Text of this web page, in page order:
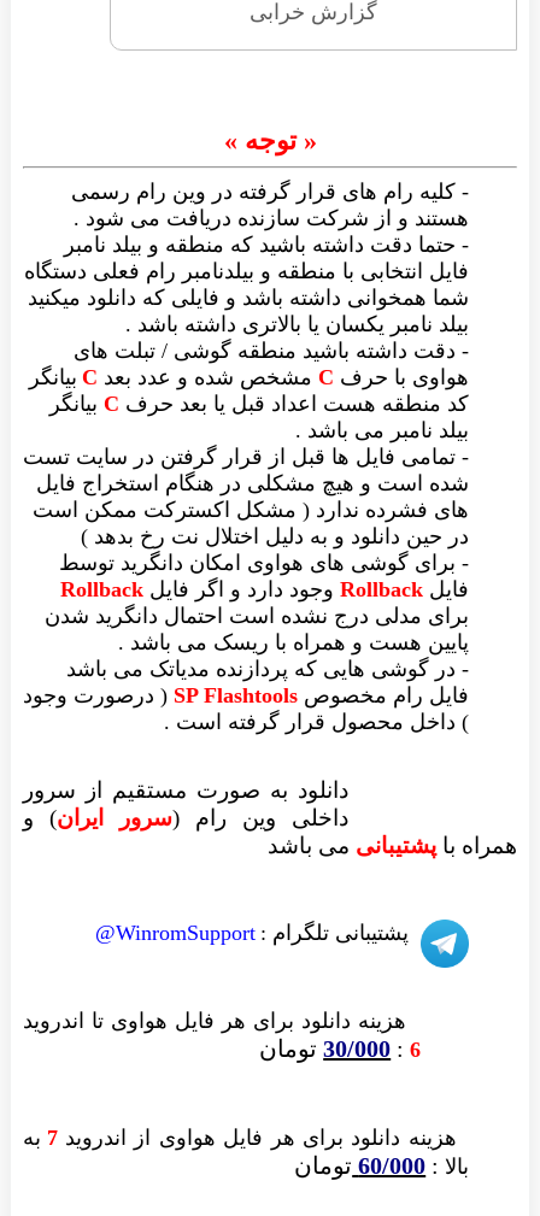
گزارش خرابی
« توجه »
- کلیه رام های قرار گرفته در وین رام رسمی
هستند و از شرکت سازنده دریافت می شود .
- حتما دقت داشته باشید که منطقه و بیلد نامبر
فایل انتخابی با منطقه و بیلدنامبر رام فعلی دستگاه
شما همخوانی داشته باشد و فایلی که دانلود میکنید
بیلد نامبر یکسان یا بالاتری داشته باشد .
- دقت داشته باشید منطقه گوشی / تبلت های
هواوی با حرف C مشخص شده و عدد بعد C بیانگر
کد منطقه هست اعداد قبل یا بعد حرف Cبیانگر
بیلد نامبر می باشد .
- تمامی فایل ها قبل از قرار گرفتن در سایت تست
شده است و هیچ مشکلی در هنگام استخراج فایل
های فشرده ندارد ( مشکل اکسترکت ممکن است
در حین دانلود و به دلیل اختلال نت رخ بدهد )
- برای گوشی های هواوی امکان دانگرید توسط
فایل Rollbackوجود دارد و اگر فایل Rollback
برای مدلی درج نشده است احتمال دانگرید شدن
پایین هست و همراه با ریسک می باشد .
- در گوشی هایی که پردازنده مدیاتک می باشد
فایل رام مخصوص SP Flashtools ( درصورت وجود
) داخل محصول قرار گرفته است .
دانلود به صورت مستقیم از سرور
داخلی وین رام (سرور ایران) و
همراه با پشتیبانی می باشد
پشتیبانی تلگرام : WinromSupport@
هزینه دانلود برای هر فایل هواوی تا اندروید
6
:
30/000تومان
هزینه دانلود برای هر فایل هواوی از اندروید7 به
بالا :
60/000 تومان